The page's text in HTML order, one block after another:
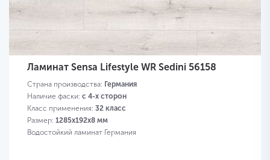
Ламинат Sensa Lifestyle WR Sedini 56158
Страна производства: Германия
Наличие фаски: с 4-х сторон
Класс применения: 32 класс
Размер: 1285х192х8 мм
Водостойкий ламинат Германия